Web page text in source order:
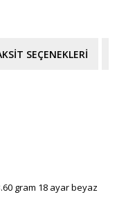
SEÇENEKLERI
gram 18 ayar beyaz